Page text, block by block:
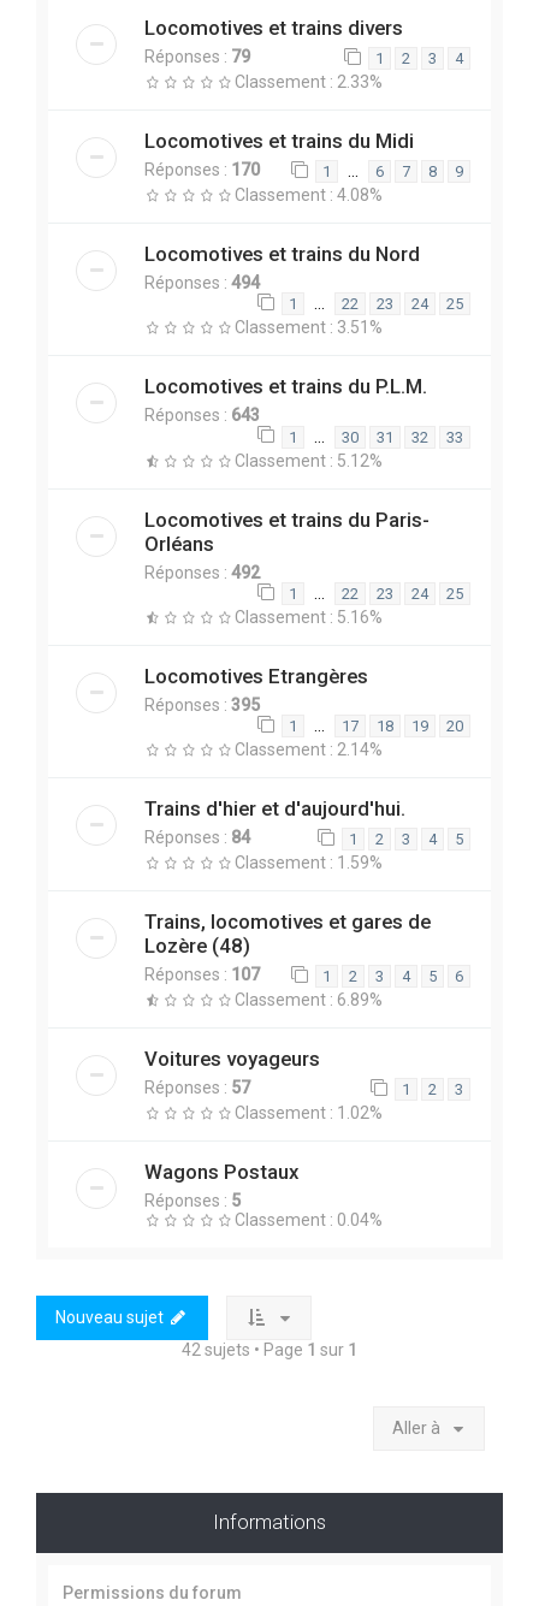
Locomotives et trains divers
Réponses : 79 1 2 3 4
Classement : 2.33%
Locomotives et trains du Midi
Réponses : 170 1 … 6 7 8 9
Classement : 4.08%
Locomotives et trains du Nord
Réponses : 494
1 … 22 23 24 25
Classement : 3.51%
Locomotives et trains du P.L.M.
Réponses : 643
1 30 31 32 33
Classement : 5.12%
Locomotives et trains du Paris-
Orléans
Réponses : 492
1 22 23 24 25
Classement : 5.16%
Locomotives Etrangères
Réponses : 395
1 17 18 19 20
Classement : 2.14%
Trains d'hier et d'aujourd'hui.
Réponses : 84 1 2 3 4 5
Classement : 1.59%
Trains, locomotives et gares de
Lozère (48)
Réponses : 107 1 2 3 4 5 6
Classement : 6.89%
Voitures voyageurs
Réponses : 57 1 2 3
Classement : 1.02%
Wagons Postaux
Réponses : 5
Classement : 0.04%
Nouveau sujet
42 sujets • Page 1 sur 1
Aller à
Informations
Permissions du forum